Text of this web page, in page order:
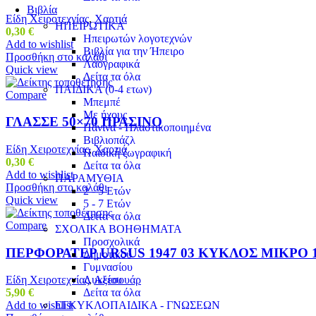
Βιβλία
ΗΠΕΙΡΩΤΙΚΑ
Ηπειρωτών λογοτεχνών
Βιβλία για την Ήπειρο
Λαογραφικά
Δείτα τα όλα
ΠΑΙΔΙΚΑ (0-4 ετων)
Μπεμπέ
Με ήχους
Πάνινα - Πλαστικοποιημένα
Βιβλιοπάζλ
Παιδική ζωγραφική
Δείτα τα όλα
ΠΑΡΑΜΥΘΙΑ
2 - 5 Ετών
5 - 7 Ετών
Δείτα τα όλα
ΣΧΟΛΙΚΑ ΒΟΗΘΗΜΑΤΑ
Προσχολικά
Δημοτικού
Γυμνασίου
Λυκείου
Δείτα τα όλα
ΕΓΚΥΚΛΟΠΑΙΔΙΚΑ - ΓΝΩΣΕΩΝ
Είδη Χειροτεχνίας, Χαρτιά
0,30 €
Add to wishlist
Προσθήκη στο καλάθι
Quick view
Compare
ΓΛΑΣΣΕ 50×70 ΠΡΑΣΙΝΟ
Είδη Χειροτεχνίας, Χαρτιά
0,30 €
Add to wishlist
Προσθήκη στο καλάθι
Quick view
Compare
ΠΕΡΦΟΡΑΤΕΡ URSUS 1947 03 ΚΥΚΛΟΣ ΜΙΚΡΟ
Είδη Χειροτεχνίας, Αξεσουάρ
5,90 €
Add to wishlist